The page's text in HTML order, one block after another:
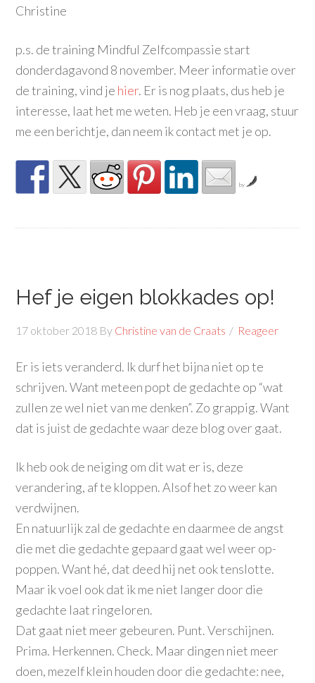
Christine
p.s. de training Mindful Zelfcompassie start
donderdagavond 8 november. Meer informatie over
de training, vind je hier. Er is nog plaats, dus heb je
interesse, laat het me weten. Heb je een vraag, stuur
me een berichtje, dan neem ik contact met je op.
by
Hef je eigen blokkades op!
17 oktober 2018 By Christine van de Craats Reageer
Er is iets veranderd. Ik durf het bijna niet op te
schrijven. Want meteen popt de gedachte op “wat
zullen ze wel niet van me denken”. Zo grappig. Want
dat is juist de gedachte waar deze blog over gaat.
Ik heb ook de neiging om dit wat er is, deze
verandering, af te kloppen. Alsof het zo weer kan
verdwijnen.
En natuurlijk zal de gedachte en daarmee de angst
die met die gedachte gepaard gaat wel weer op-
poppen. Want hé, dat deed hij net ook tenslotte.
Maar ik voel ook dat ik me niet langer door die
gedachte laat ringeloren.
Dat gaat niet meer gebeuren. Punt. Verschijnen.
Prima. Herkennen. Check. Maar dingen niet meer
doen, mezelf klein houden door die gedachte: nee,